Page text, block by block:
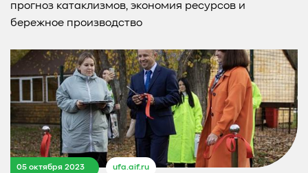
прогноз катаклизмов, экономия ресурсов и
бережное производство
05 октября 2023 ufa.aif.ru